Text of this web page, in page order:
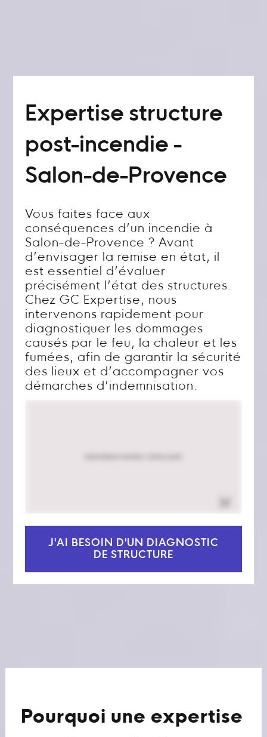
Expertise structure
post-incendie -
Salon-de-Provence
Vous faites face aux
conséquences d’un incendie à
Salon-de-Provence ? Avant
d’envisager la remise en état, il
est essentiel d’évaluer
précisément l’état des structures.
Chez GC Expertise, nous
intervenons rapidement pour
diagnostiquer les dommages
causés par le feu, la chaleur et les
fumées, afin de garantir la sécurité
des lieux et d’accompagner vos
démarches d’indemnisation.
J'AI BESOIN D'UN DIAGNOSTIC
DE STRUCTURE
Pourquoi une expertise